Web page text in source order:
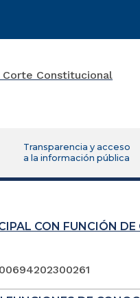
Transparencia y acceso
a la información pública
CON FUNCIÓN